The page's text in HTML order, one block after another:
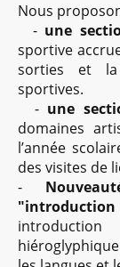
Nous
- une
sportive
sorties et la
sportives.
- une
domaines
l’année
des visites de
-